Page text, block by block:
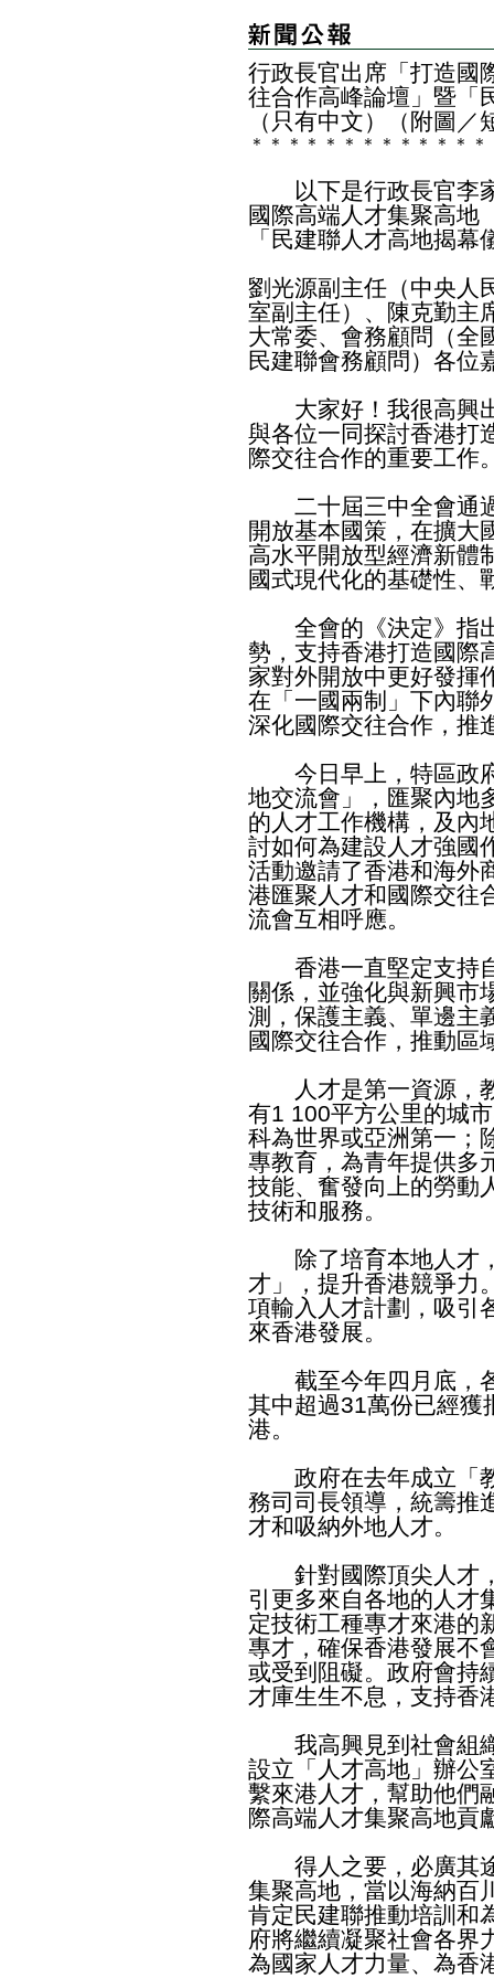
行政長官出席「打造
往合作高峰論壇」暨「
（只有中文）（附圖／
＊ ＊ ＊ ＊ ＊ ＊ ＊ ＊ ＊ ＊ ＊ ＊ ＊
以下是行政長官李家
國際高端人才集聚高
「民建聯人才高地揭幕
劉光源副主任（中央人
室副主任）、陳克勤主
大常委、會務顧問（全
民建聯會務顧問）各位
大家好！我很高興出
與各位一同探討香港打
際交往合作的重要工作
二十屆三中全會通過
開放基本國策，在擴大
高水平開放型經濟新體
國式現代化的基礎性、
全會的《決定》指出
勢，支持香港打造國際
家對外開放中更好發揮
在「一國兩制」下內聯
深化國際交往合作，推
今日早上，特區政府
地交流會」，匯聚內地
的人才工作機構，及內
討如何為建設人才強國
活動邀請了香港和海外
港匯聚人才和國際交往
流會互相呼應。
香港一直堅定支持自
關係，並強化與新興市
測，保護主義、單邊主
國際交往合作，推動區
人才是第一資源，教
有1 100平方公里的城
科為世界或亞洲第一；
專教育，為青年提供多
技能、奮發向上的勞動
技術和服務。
除了培育本地人才，
才」，提升香港競爭力
項輸入人才計劃，吸引
來香港發展。
截至今年四月底，各
其中超過31萬份已經獲
港。
政府在去年成立「教
務司司長領導，統籌推
才和吸納外地人才。
針對國際頂尖人才，
引更多來自各地的人才
定技術工種專才來港的
專才，確保香港發展不
或受到阻礙。政府會持
才庫生生不息，支持香
我高興見到社會組織
設立「人才高地」辦公
繫來港人才，幫助他們
際高端人才集聚高地貢
得人之要，必廣其途
集聚高地，當以海納百
肯定民建聯推動培訓和
府將繼續凝聚社會各界
為國家人才力量、為香